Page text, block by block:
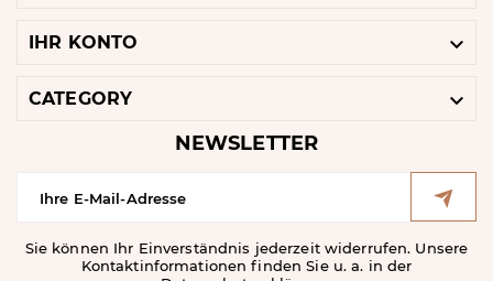
IHR KONTO 
CATEGORY 
NEWSLETTER
Sie können Ihr Einverständnis jederzeit widerrufen. Unsere
Kontaktinformationen finden Sie u. a. in der